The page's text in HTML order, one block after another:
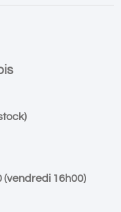
(vendredi 16h00)